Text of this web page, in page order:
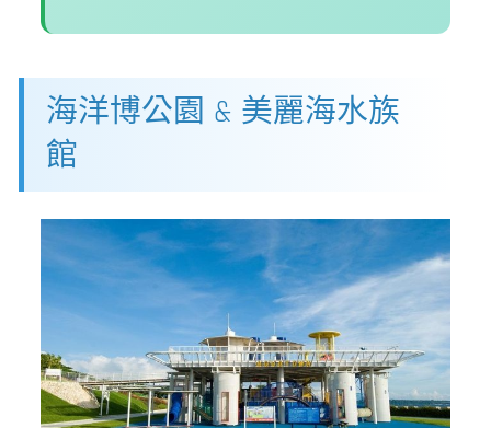
海洋博公園 & 美麗海水族
館